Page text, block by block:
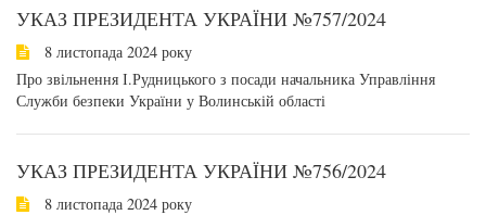
УКАЗ ПРЕЗИДЕНТА УКРАЇНИ №757/2024
8 листопада 2024 року
Про звільнення І.Рудницького з посади начальника Управління
Служби безпеки України у Волинській області
УКАЗ ПРЕЗИДЕНТА УКРАЇНИ №756/2024
8 листопада 2024 року